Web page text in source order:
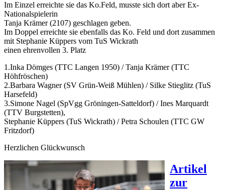
Im Einzel erreichte sie das Ko.Feld, musste sich dort aber Ex-
Nationalspielerin
Tanja Krämer (2107) geschlagen geben.
Im Doppel erreichte sie ebenfalls das Ko. Feld und dort zusammen
mit Stephanie Küppers vom TuS Wickrath
einen ehrenvollen 3. Platz
1.Inka Dömges (TTC Langen 1950) / Tanja Krämer (TTC
Höhfröschen)
2.Barbara Wagner (SV Grün-Weiß Mühlen) / Silke Stieglitz (TuS
Harsefeld)
3.Simone Nagel (SpVgg Gröningen-Satteldorf) / Ines Marquardt
(TTV Burgstetten),
Stephanie Küppers (TuS Wickrath) / Petra Schoulen (TTC GW
Fritzdorf)
Herzlichen Glückwunsch
Artikel
zur